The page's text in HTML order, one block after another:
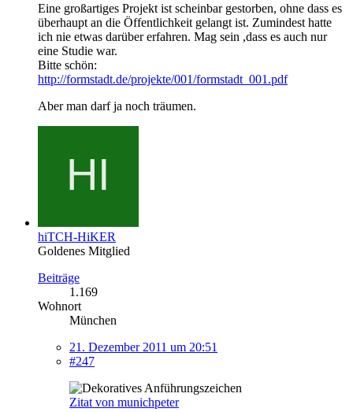
Eine großartiges Projekt ist scheinbar gestorben, ohne dass es
überhaupt an die Öffentlichkeit gelangt ist. Zumindest hatte
ich nie etwas darüber erfahren. Mag sein ,dass es auch nur
eine Studie war.
Bitte schön:
http://formstadt.de/projekte/001/formstadt_001.pdf
Aber man darf ja noch träumen.
hiTCH-HiKER
Goldenes Mitglied
Beiträge
1.169
Wohnort
München
21. Dezember 2011 um 20:51
#247
Zitat von munichpeter